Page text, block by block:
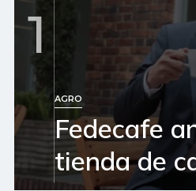
1
AGRO
Fedecafe
tienda de